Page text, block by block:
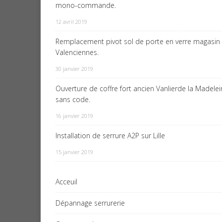
mono-commande.
12 avril 2019
Remplacement pivot sol de porte en verre magasin
Valenciennes.
30 janvier 2019
Ouverture de coffre fort ancien Vanlierde la
sans code.
16 janvier 2019
Installation de serrure A2P sur Lille
15 janvier 2019
Acceuil
Dépannage serrurerie